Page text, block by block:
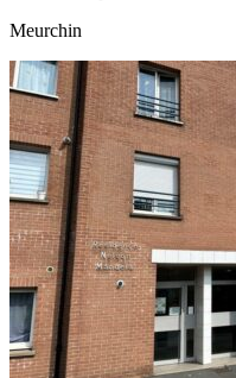
Meurchin